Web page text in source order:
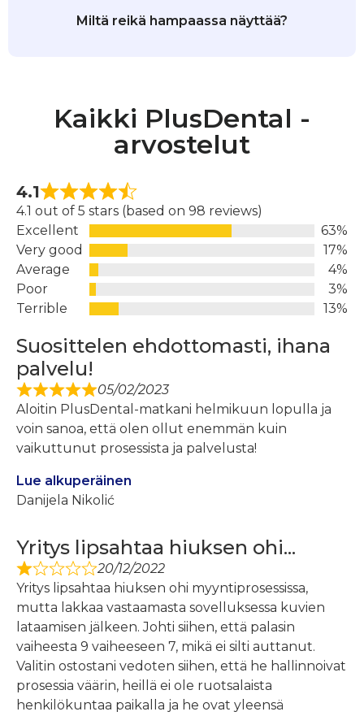
Miltä reikä hampaassa näyttää?
Kaikki PlusDental -
arvostelut
4.1
4.1 out of 5 stars (based on 98 reviews)
Excellent
63%
Very good
17%
Average
4%
Poor
3%
Terrible
13%
Suosittelen ehdottomasti, ihana
palvelu!
05/02/2023
Aloitin PlusDental-matkani helmikuun lopulla ja
voin sanoa, että olen ollut enemmän kuin
vaikuttunut prosessista ja palvelusta!
Lue alkuperäinen
Danijela Nikolić
Yritys lipsahtaa hiuksen ohi...
20/12/2022
Yritys lipsahtaa hiuksen ohi myyntiprosessissa,
mutta lakkaa vastaamasta sovelluksessa kuvien
lataamisen jälkeen. Johti siihen, että palasin
vaiheesta 9 vaiheeseen 7, mikä ei silti auttanut.
Valitin ostostani vedoten siihen, että he hallinnoivat
prosessia väärin, heillä ei ole ruotsalaista
henkilökuntaa paikalla ja he ovat yleensä